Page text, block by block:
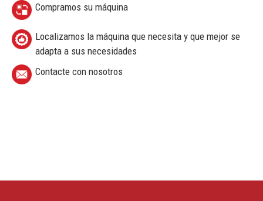
Compramos su máquina
Localizamos la máquina que necesita y que mejor se
adapta a sus necesidades
Contacte con nosotros